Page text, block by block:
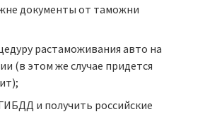
документы от таможни
растаможивания авто на
(в этом же случае придется
и получить российские